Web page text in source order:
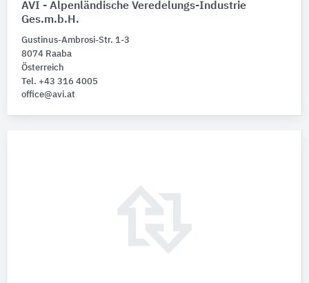
AVI - Alpenländische Veredelungs-Industrie
Ges.m.b.H.
Gustinus-Ambrosi-Str. 1-3
8074 Raaba
Österreich
Tel. +43 316 4005
office@avi.at